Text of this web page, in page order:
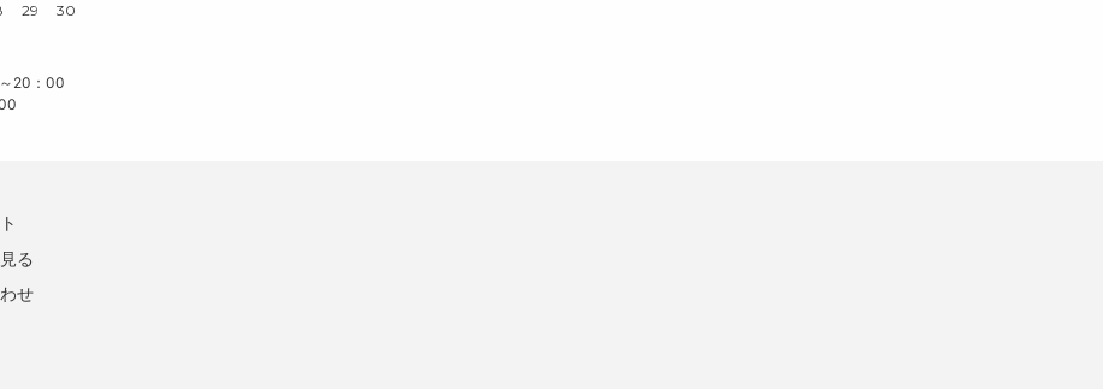
29 30
20：00
る
せ